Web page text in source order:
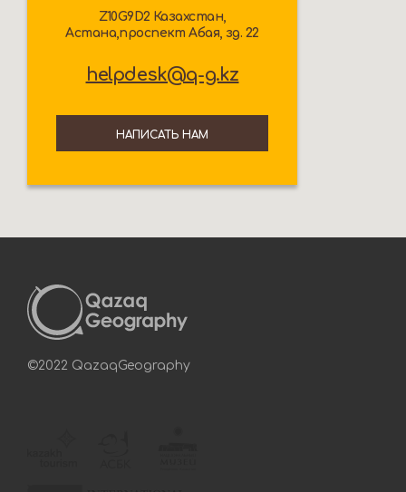
Z10G9D2 Казахстан,
Астана,проспект Абая, зд. 22
helpdesk@q-g.kz
НАПИСАТЬ НАМ
©2022 QazaqGeography